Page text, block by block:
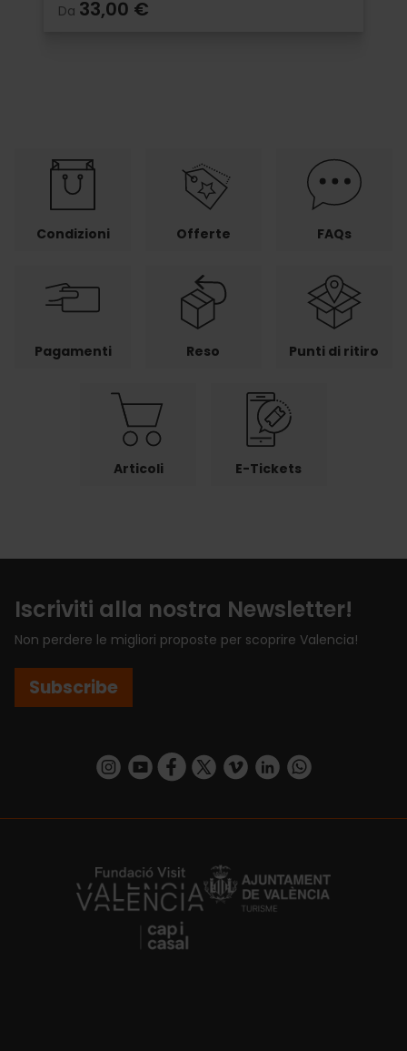
Da 33,00 €
Condizioni Offerte FAQs
Pagamenti Reso Punti di ritiro
Articoli E-Tickets
Iscriviti alla nostra Newsletter!
Non perdere le migliori proposte per scoprire Valencia!
Subscribe
https://www.instagram.com/visit_valencia/
https://www.youtube.com/user/
https://www.facebook.com/
https://twitter.com/VisitaValencia
https://vimeo.com/
https://www.linkedin.com/company/turismo-valencia/https://api.whatsapp.com/send/
https://fundacion.visitvalencia.com/